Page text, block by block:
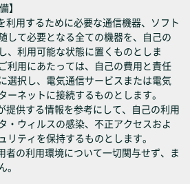
】
利用するために必要な通信機器、ソフト
して必要となる全ての機器を、自己の
、利用可能な状態に置くものとしま
利用にあたっては、自己の費用と責任
選択し、電気通信サービスまたは電気
ーネットに接続するものとします。
提供する情報を参考にして、自己の利用
・ウィルスの感染、不正アクセスおよ
リティを保持するものとします。
者の利用環境について一切関与せず、ま